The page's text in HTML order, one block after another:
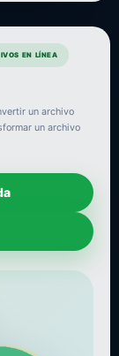
EN LÍNEA
un archivo
un archivo